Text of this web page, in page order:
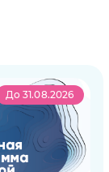
До 31.08.2026